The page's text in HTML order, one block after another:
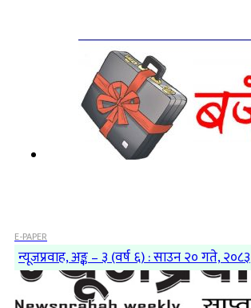
E-PAPER
न्यूजप्रवाह, अङ्क – ३ (वर्ष ६) : साउन २० गते, २०८३